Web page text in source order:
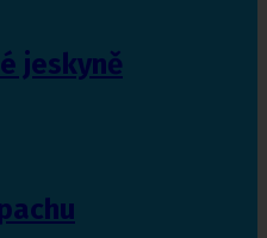
jeskyně